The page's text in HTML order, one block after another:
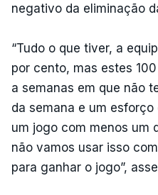
negativo da eliminação
“Tudo o que tiver, a
por cento, mas estes
a semanas em que não
da semana e um
um jogo com menos um
não vamos usar isso
para ganhar o jogo”,